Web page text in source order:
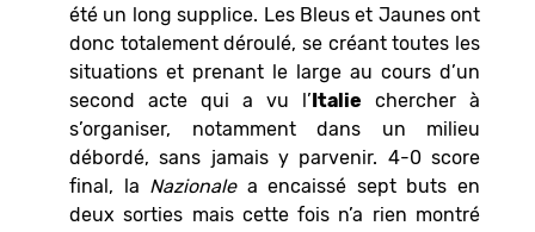
été un long supplice. Les Bleus et Jaunes ont
donc totalement déroulé, se créant toutes les
situations et prenant le large au cours d’un
second acte qui a vu l’Italie chercher à
s’organiser, notamment dans un milieu
débordé, sans jamais y parvenir. 4-0 score
final, la Nazionalea encaissé sept buts en
deux sorties mais cette fois n’a rien montré